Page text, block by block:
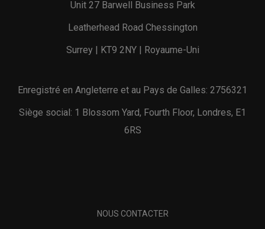
Unit 27 Barwell Business Park
Leatherhead Road Chessington
Surrey | KT9 2NY | Royaume-Uni
Enregistré en Angleterre et au Pays de Galles: 2756321
Siège social: 1 Blossom Yard, Fourth Floor, Londres, E1
6RS
NOUS CONTACTER